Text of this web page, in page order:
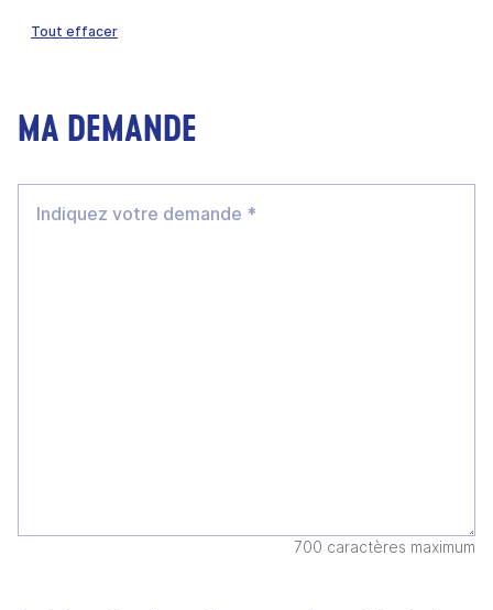
Tout effacer
MA DEMANDE
700 caractères maximum